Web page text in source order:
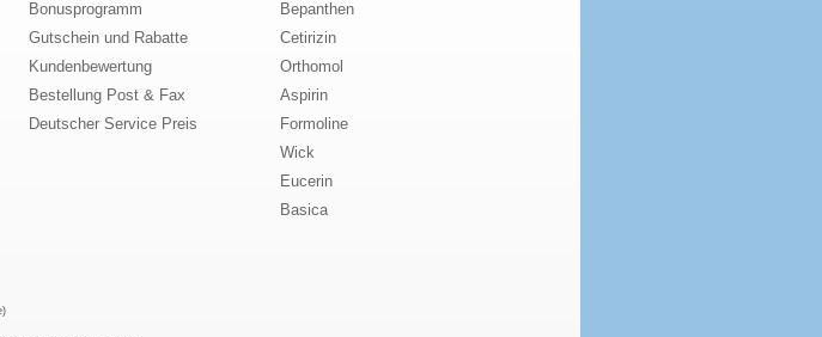
Bonusprogramm
Gutschein und Rabatte
Kundenbewertung
Bestellung Post & Fax
Deutscher Service Preis
Bepanthen
Cetirizin
Orthomol
Aspirin
Formoline
Wick
Eucerin
Basica